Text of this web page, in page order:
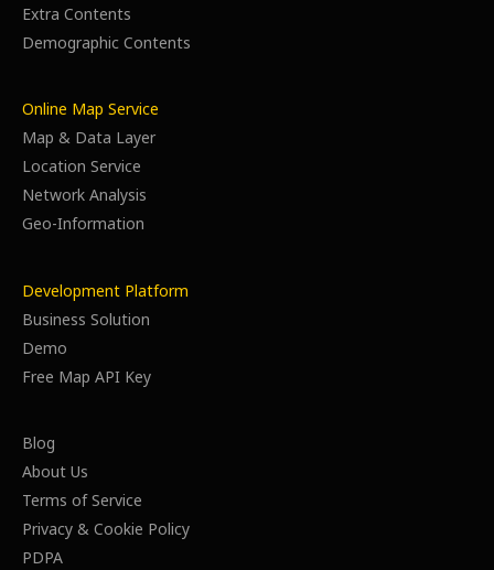
Extra Contents
Demographic Contents
Online Map Service
Map & Data Layer
Location Service
Network Analysis
Geo-Information
Development Platform
Business Solution
Demo
Free Map API Key
Blog
About Us
Terms of Service
Privacy & Cookie Policy
PDPA